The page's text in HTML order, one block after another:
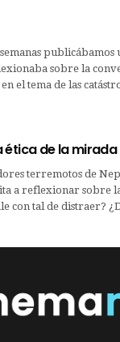
semanas
sobre la
el tema de las
ética de la mirada
terremotos de
a reflexionar sobre
con tal de distraer?